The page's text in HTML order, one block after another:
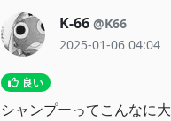
K-66 @K66
2025-01-06 04:04
良い
シャンプーってこんなに